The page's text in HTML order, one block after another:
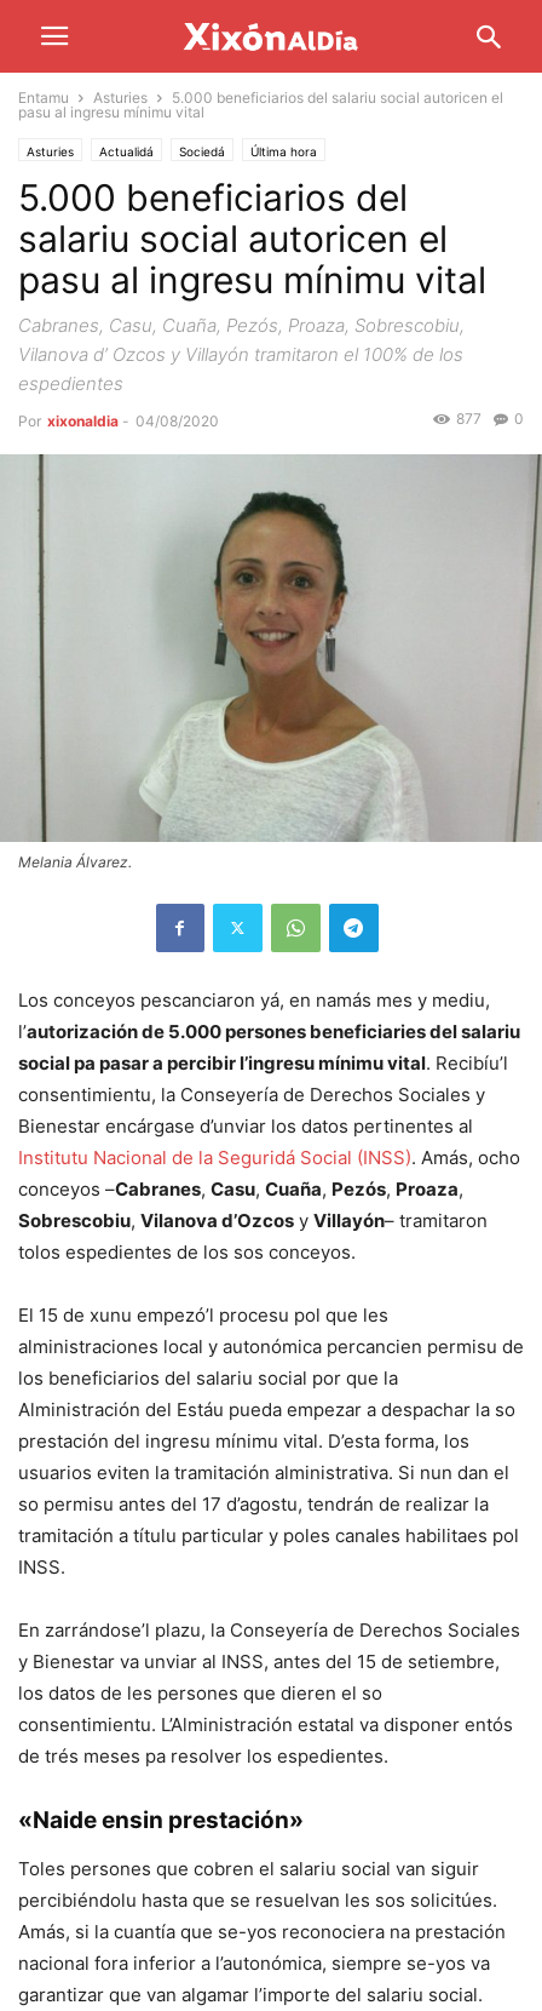
Entamu Asturies
5.000 beneficiarios del salariu social autoricen el
pasu al ingresu mínimu vital
Asturies Actualidá Sociedá Última hora
5.000 beneficiarios del
salariu social autoricen el
pasu al ingresu mínimu vital
Cabranes, Casu, Cuaña, Pezós, Proaza, Sobrescobiu,
Vilanova d’ Ozcos y Villayón tramitaron el 100% de los
espedientes
Por xixonaldia - 04/08/2020 0
877
Melania Álvarez.
Los conceyos pescanciaron yá, en namás mes y mediu,
l’autorización de 5.000 persones beneficiaries del salariu
social pa pasar a percibir l’ingresu mínimu vital. Recibíu’l
consentimientu, la Conseyería de Derechos Sociales y
Bienestar encárgase d’unviar los datos pertinentes al
Institutu Nacional de la Seguridá Social (INSS). Amás, ocho
conceyos –Cabranes, Casu, Cuaña, Pezós, Proaza,
Sobrescobiu, Vilanova d’Ozcos y Villayón– tramitaron
tolos espedientes de los sos conceyos.
El 15 de xunu empezó’l procesu pol que les
alministraciones local y autonómica percancien permisu de
los beneficiarios del salariu social por que la
Alministración del Estáu pueda empezar a despachar la so
prestación del ingresu mínimu vital. D’esta forma, los
usuarios eviten la tramitación alministrativa. Si nun dan el
so permisu antes del 17 d’agostu, tendrán de realizar la
tramitación a títulu particular y poles canales habilitaes pol
INSS.
En zarrándose’l plazu, la Conseyería de Derechos Sociales
y Bienestar va unviar al INSS, antes del 15 de setiembre,
los datos de les persones que dieren el so
consentimientu. L’Alministración estatal va disponer entós
de trés meses pa resolver los espedientes.
«Naide ensin prestación»
Toles persones que cobren el salariu social van siguir
percibiéndolu hasta que se resuelvan les sos solicitúes.
Amás, si la cuantía que se-yos reconociera na prestación
nacional fora inferior a l’autonómica, siempre se-yos va
garantizar que van algamar l’importe del salariu social.